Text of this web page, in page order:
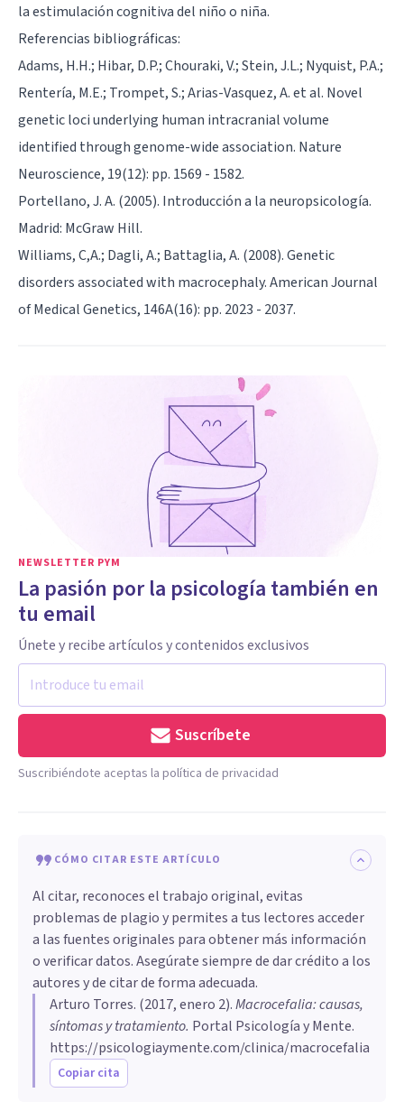
la estimulación cognitiva del niño o niña.
Referencias bibliográficas:
Adams, H.H.; Hibar, D.P.; Chouraki, V.; Stein, J.L.; Nyquist, P.A.;
Rentería, M.E.; Trompet, S.; Arias-Vasquez, A. et al. Novel
genetic loci underlying human intracranial volume
identified through genome-wide association. Nature
Neuroscience, 19(12): pp. 1569 - 1582.
Portellano, J. A. (2005). Introducción a la neuropsicología.
Madrid: McGraw Hill.
Williams, C,A.; Dagli, A.; Battaglia, A. (2008). Genetic
disorders associated with macrocephaly. American Journal
of Medical Genetics, 146A(16): pp. 2023 - 2037.
NEWSLETTER PYM
La pasión por la psicología también en
tu email
Únete y recibe artículos y contenidos exclusivos
Suscríbete
Suscribiéndote aceptas la política de privacidad
CÓMO CITAR ESTE ARTÍCULO
Al citar, reconoces el trabajo original, evitas
problemas de plagio y permites a tus lectores acceder
a las fuentes originales para obtener más información
o verificar datos. Asegúrate siempre de dar crédito a los
autores y de citar de forma adecuada.
Arturo Torres. (2017, enero 2).Macrocefalia: causas,
síntomas y tratamiento. Portal Psicología y Mente.
https://psicologiaymente.com/clinica/macrocefalia
Copiar cita